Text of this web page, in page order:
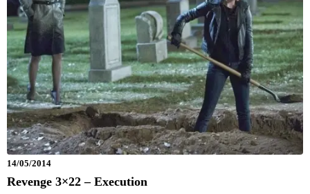
14/05/2014
Revenge 3×22 – Execution